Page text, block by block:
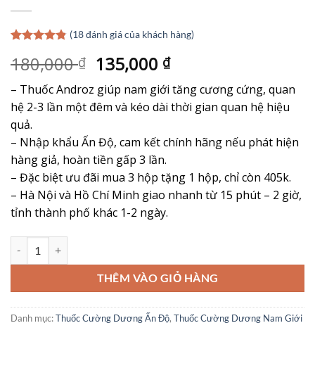
dựa trên
đánh giá
(18đánh giá của khách hàng)
180,000₫ Giá
gốc
là:
180,000 ₫.
135,000 ₫Giá
hiện
tại
là:
– Thuốc Androz giúp nam giới tăng cương cứng, quan
hệ 2-3 lần một đêm và kéo dài thời gian quan hệ hiệu
quả.
– Nhập khẩu Ấn Độ, cam kết chính hãng nếu phát hiện
hàng giả, hoàn tiền gấp 3 lần.
– Đặc biệt ưu đãi mua 3 hộp tặng 1 hộp, chỉ còn 405k.
– Hà Nội và Hồ Chí Minh giao nhanh từ 15 phút – 2 giờ,
tỉnh thành phố khác 1-2 ngày.
THÊM VÀO GIỎ HÀNG
Danh mục:Thuốc Cường Dương Ấn Độ, Thuốc Cường Dương Nam Giới